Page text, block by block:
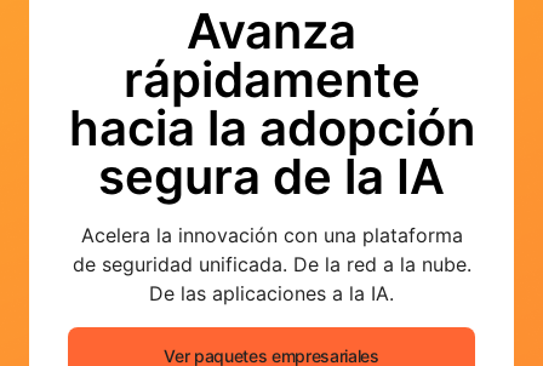
Avanza
rápidamente
hacia la adopción
segura de la IA
Acelera la innovación con una plataforma
de seguridad unificada. De la red a la nube.
De las aplicaciones a la IA.
Ver paquetes empresariales